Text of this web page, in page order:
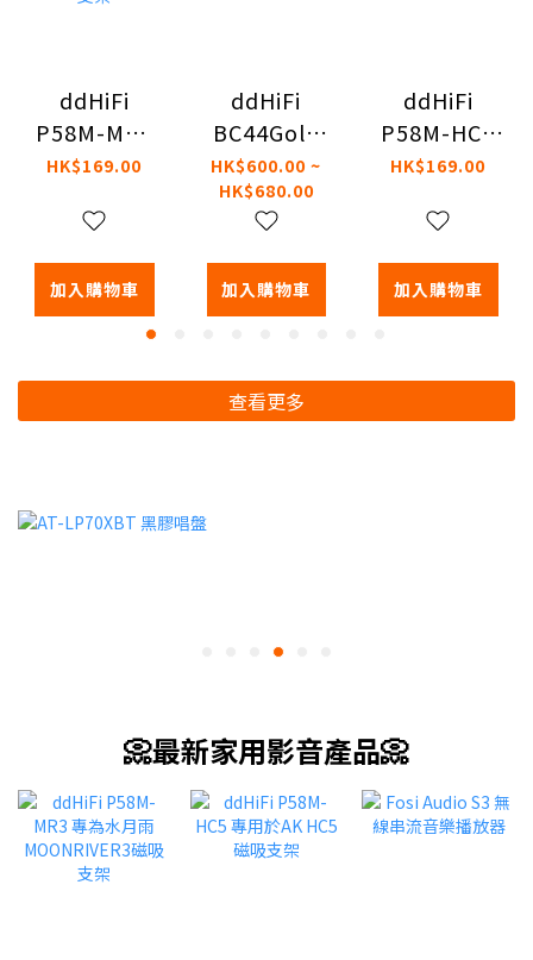
ddHiFi
P58M-MR3
專為水月雨
磁吸支架
HK$169.00
加入購物車
ddHiFi
BC44Gold
4.4 平衡對錄
線
HK$600.00 ~
HK$680.00
加入購物車
ddHiFi
P58M-HC5
專用於AK
架
HK$169.00
加入購物車
查看更多
📀最新家用影音產品📀